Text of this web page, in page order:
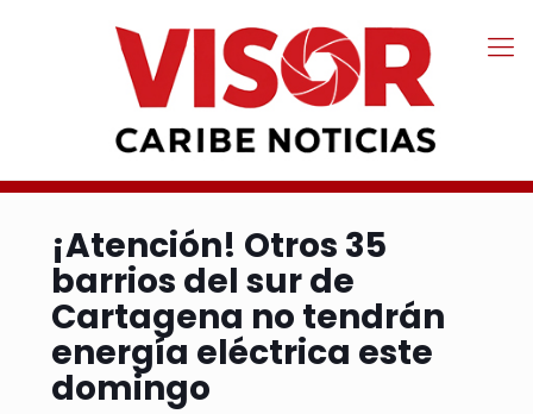
¡Atención! Otros 35
barrios del sur de
Cartagena no tendrán
energía eléctrica este
domingo